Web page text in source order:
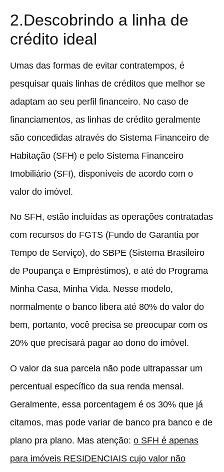
2.Descobrindo a linha de
crédito ideal
Umas das formas de evitar contratempos, é
pesquisar quais linhas de créditos que melhor se
adaptam ao seu perfil financeiro. No caso de
financiamentos, as linhas de crédito geralmente
são concedidas através do Sistema Financeiro de
Habitação (SFH) e pelo Sistema Financeiro
Imobiliário (SFI), disponíveis de acordo com o
valor do imóvel.
No SFH, estão incluídas as operações contratadas
com recursos do FGTS (Fundo de Garantia por
Tempo de Serviço), do SBPE (Sistema Brasileiro
de Poupança e Empréstimos), e até do Programa
Minha Casa, Minha Vida. Nesse modelo,
normalmente o banco libera até 80% do valor do
bem, portanto, você precisa se preocupar com os
20% que precisará pagar ao dono do imóvel.
O valor da sua parcela não pode ultrapassar um
percentual específico da sua renda mensal.
Geralmente, essa porcentagem é os 30% que já
citamos, mas pode variar de banco pra banco e de
plano pra plano. Mas atenção: o SFH é apenas
para imóveis RESIDENCIAIS cujo valor não